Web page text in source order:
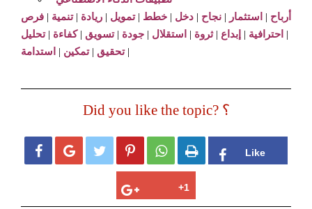
أرباح | استثمار | نجاح | دخل | خطط |تمويل | ريادة |تنمية | فرص
| احترافية | إبداع |ثروة | استقلال | جودة |تسويق |كفاءة |تحليل
|تحقيق |تمكين | استدامة
Did you like the topic? ؟
     